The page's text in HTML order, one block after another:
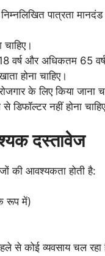
पात्रता
और अधिकतम 65 वर्ष
होना चाहिए।
के लिए किया जाना
डिफॉल्टर नहीं होना
दस्तावेज
की आवश्यकता होती है:
रूप में)
से कोई व्यवसाय चल रहा